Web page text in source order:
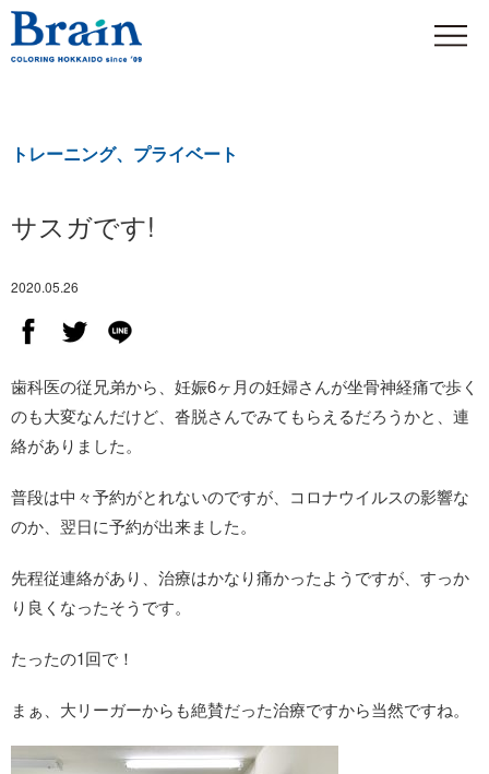
トレーニング、プライベート
サスガです!
2020.05.26
歯科医の従兄弟から、妊娠6ヶ月の妊婦さんが坐骨神経痛で歩く
のも大変なんだけど、沓脱さんでみてもらえるだろうかと、連
絡がありました。
普段は中々予約がとれないのですが、コロナウイルスの影響な
のか、翌日に予約が出来ました。
先程従連絡があり、治療はかなり痛かったようですが、すっか
り良くなったそうです。
たったの1回で！
まぁ、大リーガーからも絶賛だった治療ですから当然ですね。